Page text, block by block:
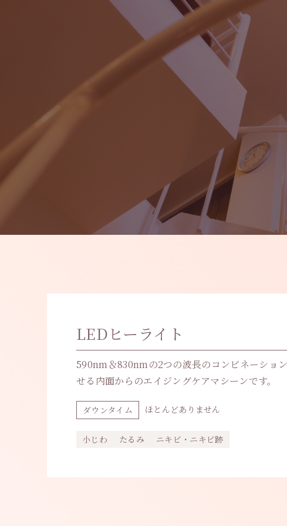
LEDヒーライト
590nm＆830nmの2つの波長のコンビネーショ
せる内面からのエイジングケアマシーンです。
ダウンタイム ほとんどありません
小じわ たるみ ニキビ・ニキビ跡